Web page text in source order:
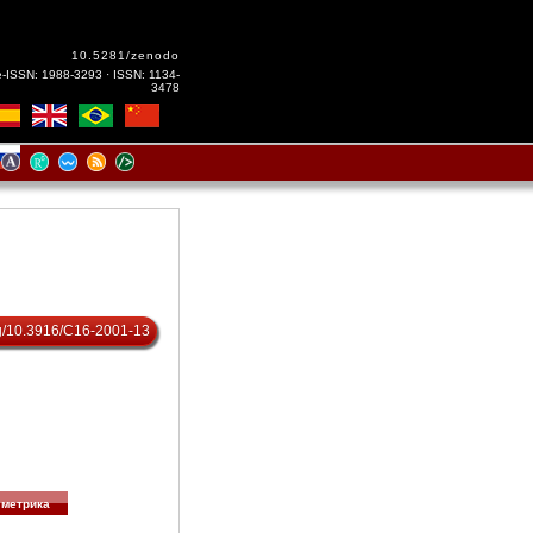
10.5281/zenodo
ISSN: 1988-3293 · ISSN: 1134-
3478
10.3916/C16-2001-13
метрика